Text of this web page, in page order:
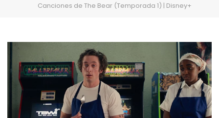
Canciones de The Bear (Temporada 1) | Disney+